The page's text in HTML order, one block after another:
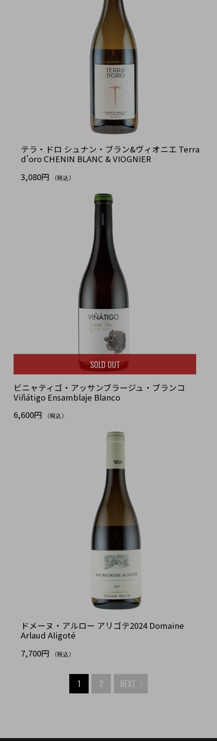
テラ・ドロ シュナン・ブラン&ヴィオニエ Terra
d’oro CHENIN BLANC & VIOGNIER
3,080円
（税込）
SOLD OUT
ビニャティゴ・アッサンブラージュ・ブランコ
Viñátigo Ensamblaje Blanco
6,600円
（税込）
ドメーヌ・アルロー アリゴテ2024 Domaine
Arlaud Aligoté
7,700円
（税込）
1 2 NEXT